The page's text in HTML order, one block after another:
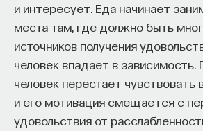
и интересует. Еда начинает
места там, где должно быть
источников получения
человек впадает в зависимость.
человек перестает чувствовать
и его мотивация смещается с
удовольствия от